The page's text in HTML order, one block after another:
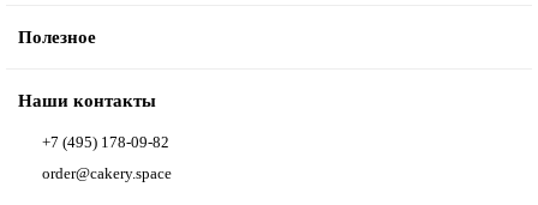
Полезное
Наши контакты
+7 (495) 178-09-82
order@cakery.space